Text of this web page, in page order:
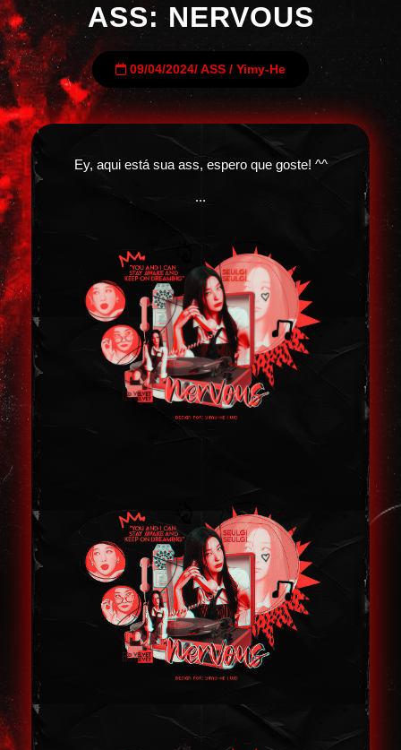
ASS: NERVOUS
09/04/2024/ ASS / Yimy-He
Ey, aqui está sua ass, espero que goste! ^^
...